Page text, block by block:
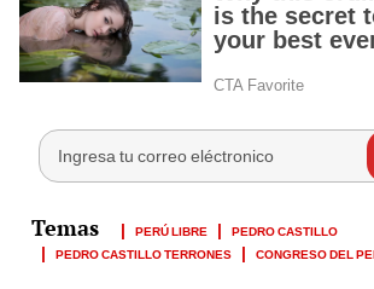
PERÚ LIBRE
PEDRO CASTILLO
PEDRO CASTILLO TERRONES
CONGRESO DEL